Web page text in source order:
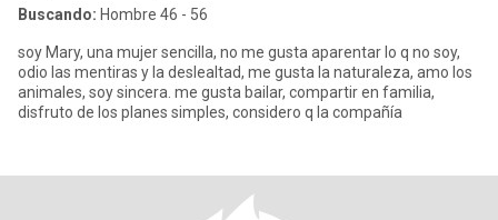
Buscando: Hombre 46 - 56
soy Mary, una mujer sencilla, no me gusta aparentar lo q no soy,
odio las mentiras y la deslealtad, me gusta la naturaleza, amo los
animales, soy sincera. me gusta bailar, compartir en familia,
disfruto de los planes simples, considero q la compañía